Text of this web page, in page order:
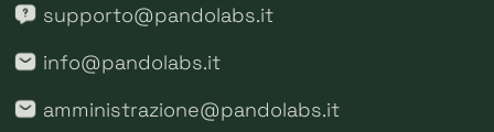
supporto@pandolabs.it
info@pandolabs.it
amministrazione@pandolabs.it